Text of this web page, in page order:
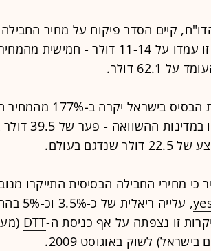
קיים הסדר פיקוח על מחיר החבילה
שנמצאו לחבילה זו עמדו על 11-14
62.1 דולר.
נכון להיום, חבילת
הבסיסיות
בעולם.
החבילה הבסיסית התייקרו מנובמבר 2008 בכ-
,
DTT
לשוק באוגוסט 2009.